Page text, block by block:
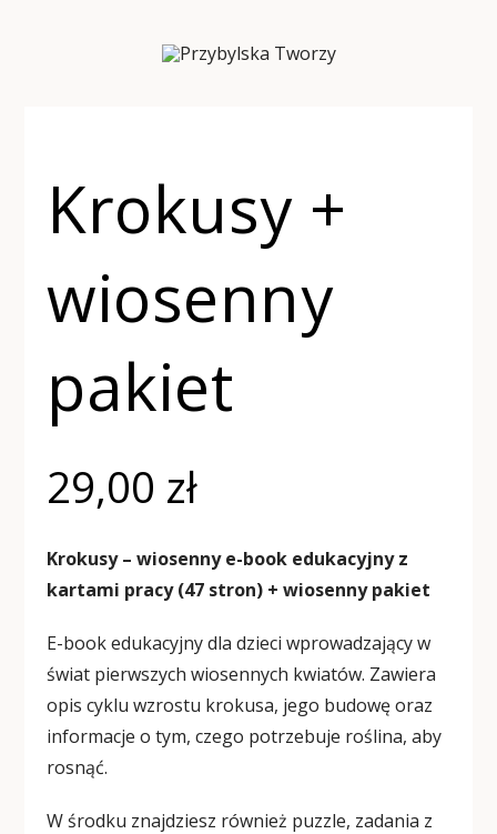
Krokusy +
wiosenny
pakiet
29,00 zł
Krokusy – wiosenny e-book edukacyjny z
kartami pracy (47 stron) + wiosenny pakiet
E-book edukacyjny dla dzieci wprowadzający w
świat pierwszych wiosennych kwiatów. Zawiera
opis cyklu wzrostu krokusa, jego budowę oraz
informacje o tym, czego potrzebuje roślina, aby
rosnąć.
W środku znajdziesz również puzzle, zadania z